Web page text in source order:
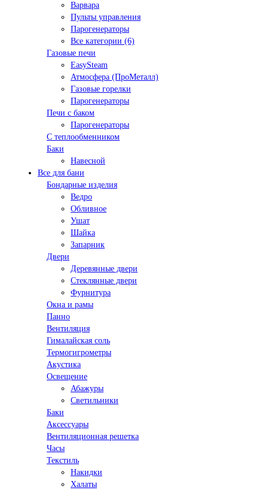
Варвара
Пульты управления
Парогенераторы
Все категории (6)
Газовые печи
EasySteam
Атмосфера (ПроМеталл)
Газовые горелки
Парогенераторы
Печи с баком
Парогенераторы
С теплообменником
Баки
Навесной
Все для бани
Бондарные изделия
Ведро
Обливное
Ушат
Шайка
Запарник
Двери
Деревянные двери
Стеклянные двери
Фурнитура
Окна и рамы
Панно
Вентиляция
Гималайская соль
Термогигрометры
Акустика
Освещение
Абажуры
Светильники
Баки
Аксессуары
Вентиляционная решетка
Часы
Текстиль
Накидки
Халаты